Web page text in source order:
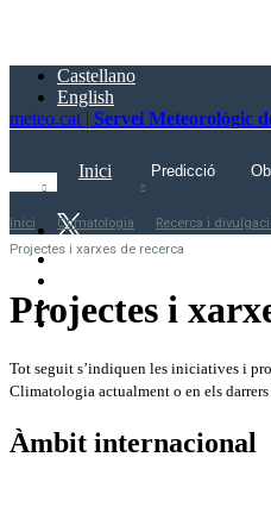
contingut
principalCastellano
English
meteo.cat | Servei Meteorològic
Inici Predicció
Inici Climatologia
Recerca i
Projectes i xarxes de recerca
Projectes i
Tot seguit s’indiquen les iniciatives i
Climatologia actualment o en els
Àmbit internacional